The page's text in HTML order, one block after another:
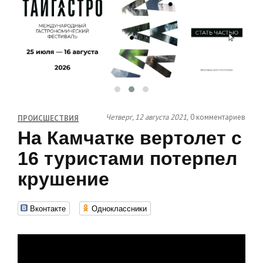
ПРОИСШЕСТВИЯ Четверг, 12 августа 2021, 0 комментариев
На Камчатке вертолет с
16 туристами потерпел
крушение
Вконтакте Одноклассники